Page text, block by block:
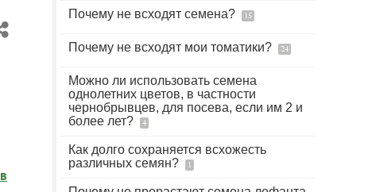
в
Почему не всходят семена? 15
Почему не всходят мои томатики? 24
Можно ли использовать семена
однолетних цветов, в частности
чернобрывцев, для посева, если им 2 и
более лет?
4
Как долго сохраняется всхожесть
различных семян?
1